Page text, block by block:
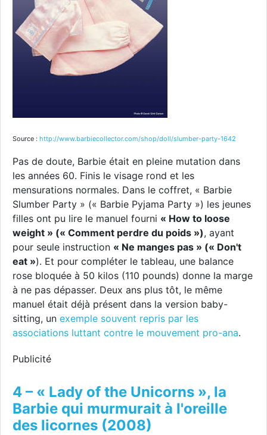
Source : http://www.barbiecollector.com/shop/doll/slumber-party-1642
Pas de doute, Barbie était en pleine mutation dans
les années 60. Finis le visage rond et les
mensurations normales. Dans le coffret, « Barbie
Slumber Party » (« Barbie Pyjama Party ») les jeunes
filles ont pu lire le manuel fourni « How to loose
weight » (« Comment perdre du poids »), ayant
pour seule instruction « Ne manges pas » (« Don't
eat »). Et pour compléter le tableau, une balance
rose bloquée à 50 kilos (110 pounds) donne la marge
à ne pas dépasser. Deux ans plus tôt, le même
manuel était déjà présent dans la version baby-
sitting, un exemple souvent repris par les
associations luttant contre le mouvement pro-ana.
Publicité
4 – « Lady of the Unicorns », la
Barbie qui murmurait à l'oreille
des licornes (2008)